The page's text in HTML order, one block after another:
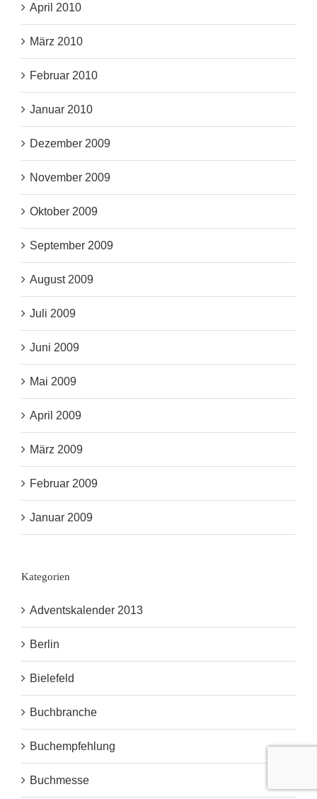
April 2010
März 2010
Februar 2010
Januar 2010
Dezember 2009
November 2009
Oktober 2009
September 2009
August 2009
Juli 2009
Juni 2009
Mai 2009
April 2009
März 2009
Februar 2009
Januar 2009
Kategorien
Adventskalender 2013
Berlin
Bielefeld
Buchbranche
Buchempfehlung
Buchmesse